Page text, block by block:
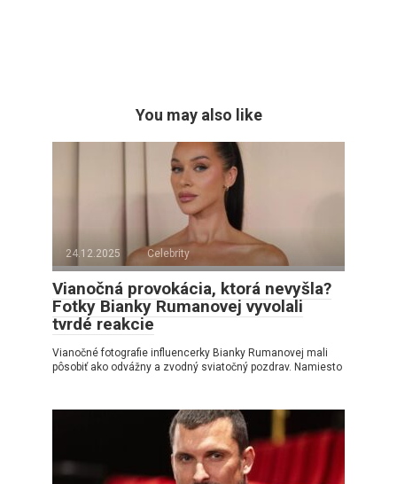
You may also like
24.12.2025 Celebrity
Vianočná provokácia, ktorá nevyšla?
Fotky Bianky Rumanovej vyvolali
tvrdé reakcie
Vianočné fotografie influencerky Bianky Rumanovej mali
pôsobiť ako odvážny a zvodný sviatočný pozdrav. Namiesto